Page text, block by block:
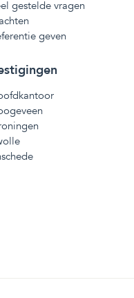
gestelde vragen
geven